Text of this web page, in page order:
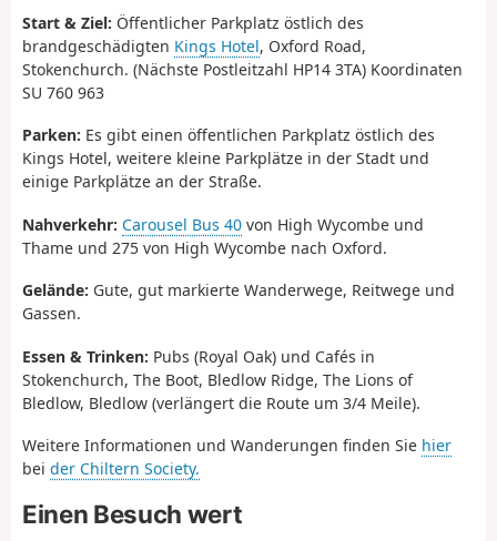
Start & Ziel: Öffentlicher Parkplatz östlich des
brandgeschädigten Kings Hotel, Oxford Road,
Stokenchurch. (Nächste Postleitzahl HP14 3TA) Koordinaten
SU 760 963
Parken: Es gibt einen öffentlichen Parkplatz östlich des
Kings Hotel, weitere kleine Parkplätze in der Stadt und
einige Parkplätze an der Straße.
Nahverkehr: Carousel Bus 40 von High Wycombe und
Thame und 275 von High Wycombe nach Oxford.
Gelände: Gute, gut markierte Wanderwege, Reitwege und
Gassen.
Essen & Trinken: Pubs (Royal Oak) und Cafés in
Stokenchurch, The Boot, Bledlow Ridge, The Lions of
Bledlow, Bledlow (verlängert die Route um 3/4 Meile).
Weitere Informationen und Wanderungen finden Sie hier
bei der Chiltern Society.
Einen Besuch wert